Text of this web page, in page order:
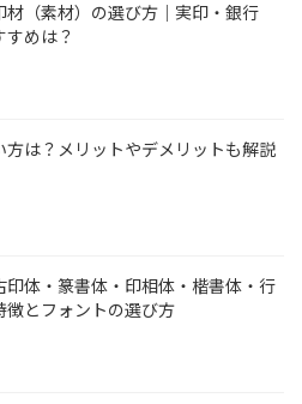
材（素材）の選び方｜実印・銀行
すめは？
方は？メリットやデメリットも解説
印体・篆書体・印相体・楷書体・行
徴とフォントの選び方